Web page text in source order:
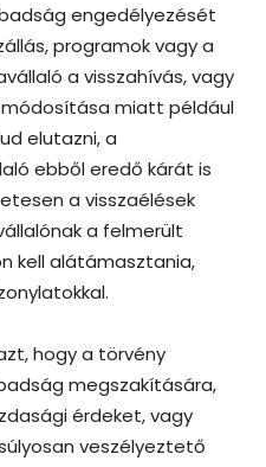
engedélyezését
programok vagy a
a visszahívás, vagy
miatt például
elutazni, a
ebből eredő kárát is
a visszaélések
a felmerült
kell alátámasztania,
hogy a törvény
megszakítására,
érdeket, vagy
veszélyeztető